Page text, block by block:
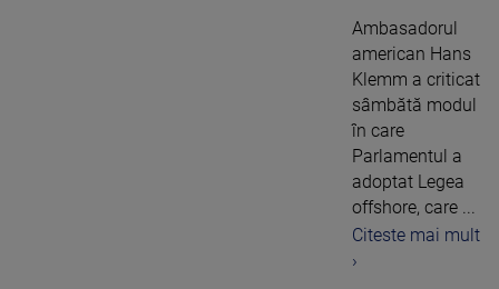
Ambasadorul
american Hans
Klemm a criticat
sâmbătă modul
în care
Parlamentul a
adoptat Legea
offshore, care ...
Citeste mai mult
›